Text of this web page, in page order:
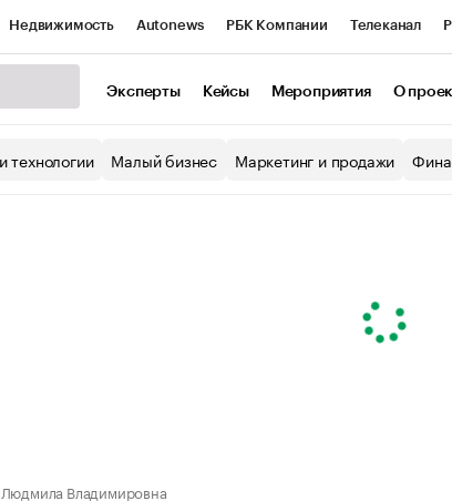
Недвижимость Autonews РБК Компании Телеканал
Экономика Бизнес
Эксперты Кейсы Мероприятия О
технологии Малый бизнес Маркетинг и продажи
Владимировна